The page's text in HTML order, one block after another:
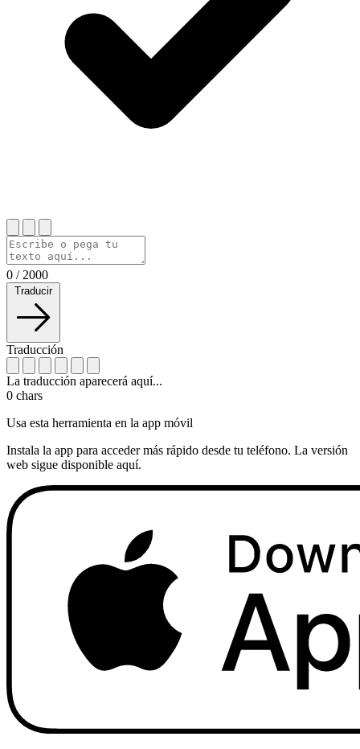
0 / 2000
Traducir
Traducción
La traducción aparecerá aquí...
0 chars
Usa esta herramienta en la app móvil
Instala la app para acceder más rápido desde tu teléfono. La versión
web sigue disponible aquí.